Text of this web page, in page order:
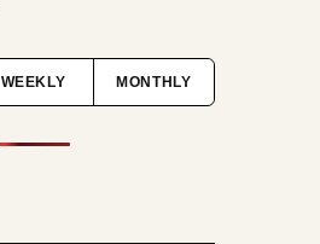
WEEKLY MONTHLY